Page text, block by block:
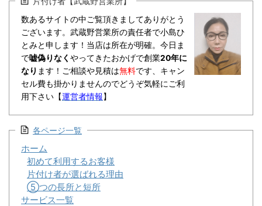
数あるサイトの中ご覧頂きましてありがとう
ございます。武蔵野営業所の責任者で小島ひ
とみと申します！当店は所在が明確。今日ま
で嘘偽りなく やってきたおかげで創業20年に
なり ます！ご相談や見積は無料です、キャン
セル費も掛かりませんのでどうぞ気軽にご利
用下さい【運営者情報】
各ページ一覧
ホーム
初めて利用するお客様
片付け者が選ばれる理由
⑤つの長所と短所
サービス一覧